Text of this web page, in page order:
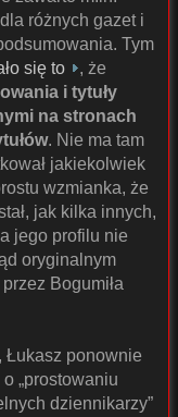
różnych gazet i
Tym
się to
, że
i tytuły
na stronach
. Nie ma tam
jakiekolwiek
wzmianka, że
jak kilka innych,
jego profilu nie
oryginalnym
Bogumiła
Łukasz ponownie
„prostowaniu
dziennikarzy”